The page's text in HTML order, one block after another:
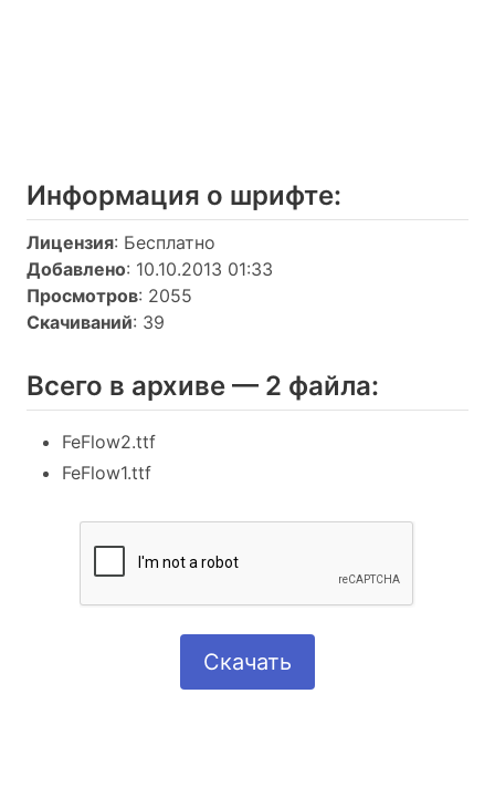
Информация о шрифтe:
Лицензия: Бесплатно
Добавлено: 10.10.2013 01:33
Просмотров: 2055
Скачиваний: 39
Всего в архиве — 2 файла:
FeFlow2.ttf
FeFlow1.ttf
Скачать